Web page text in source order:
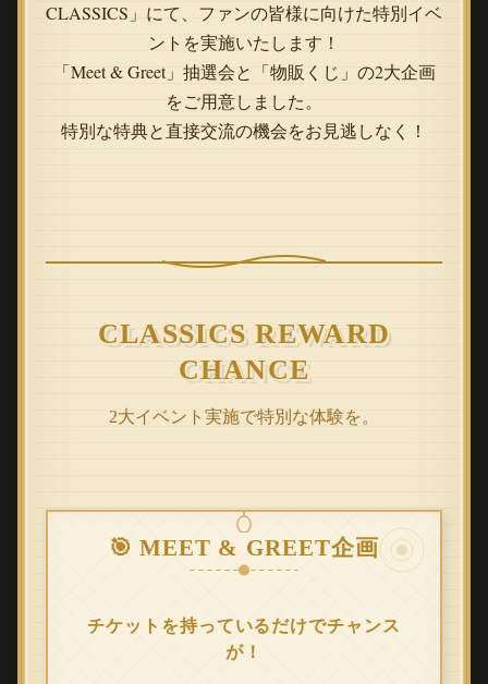
CLASSICS」にて、ファンの皆様に向けた特別イベ
ントを実施いたします！
「Meet & Greet」抽選会と「物販くじ」の2大企画
をご用意しました。
特別な特典と直接交流の機会をお見逃しなく！
CLASSICS REWARD
CHANCE
2大イベント実施で特別な体験を。
🎯 MEET & GREET企画
チケットを持っているだけでチャンス
が！